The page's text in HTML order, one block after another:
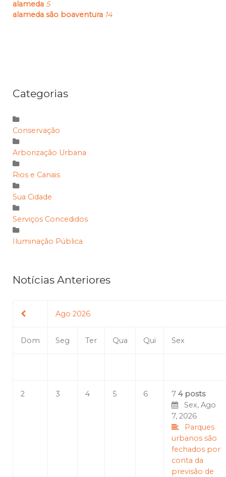
alameda 5
alameda são boaventura 14
Categorias
Conservação
Arborização Urbana
Rios e Canais
Sua Cidade
Serviços Concedidos
Iluminação Pública
Notícias Anteriores
Ago 2026
Dom Seg Ter Qua Qui Sex
2 3 4 5 6 7 4 posts
Sex, Ago
7, 2026
Parques
urbanos são
fechados por
conta da
previsão de